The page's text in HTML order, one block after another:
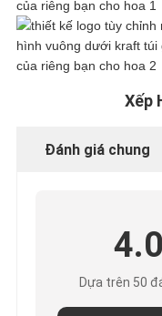
SƠ
ĐỒ
WEB
Xếp
Đánh giá chung
4.0
Dựa trên 50